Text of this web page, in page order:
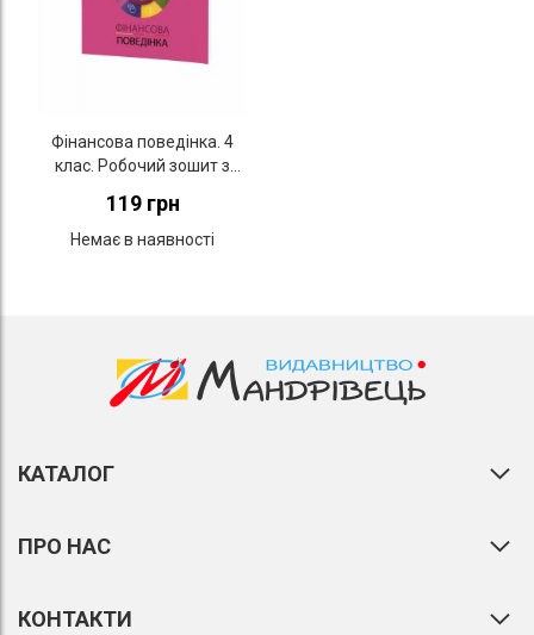
Фінансова поведінка. 4
клас. Робочий зошит з
119 грн
Немає в наявності
КАТАЛОГ
ПРО НАС
КОНТАКТИ